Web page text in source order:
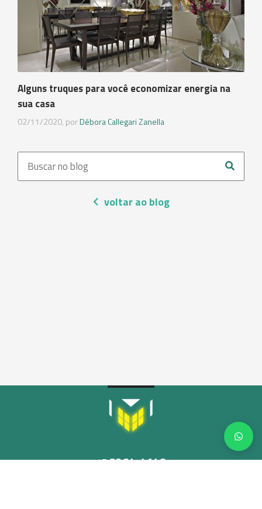
Alguns truques para você economizar energia na
sua casa
02/11/2020, porDébora Callegari Zanella
voltar ao blog
453264-4146